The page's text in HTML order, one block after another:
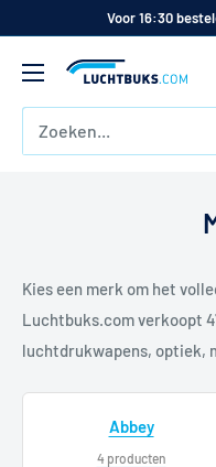
inhoud
Voor 16:30
Luchtbuks.com
Kies een merk om het
Luchtbuks.com verkoopt
luchtdrukwapens, optiek,
Abbey
4 producten